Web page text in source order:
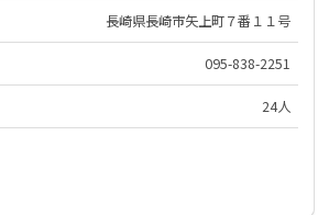
長崎県長崎市矢上町７番１１号
095-838-2251
24人